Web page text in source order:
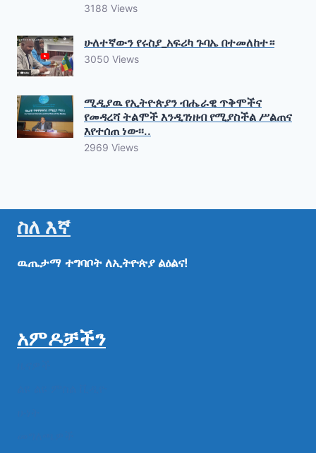
3188 Views
ሁለተኛውን የሩስያ_አፍሪካ ጉባኤ በተመለከተ።
3050 Views
ሚዲያዉ የኢትዮጵያን ብሔራዊ ጥቅሞችና
የመዳረሻ ትልሞች እንዲገነዘብ የሚያስችል ሥልጠና
እየተሰጠ ነው፡፡..
2969 Views
ስለ እኛ
ዉጤታማ ተግባቦት ለኢትዮጵያ ልዕልና!
አምዶቻችን